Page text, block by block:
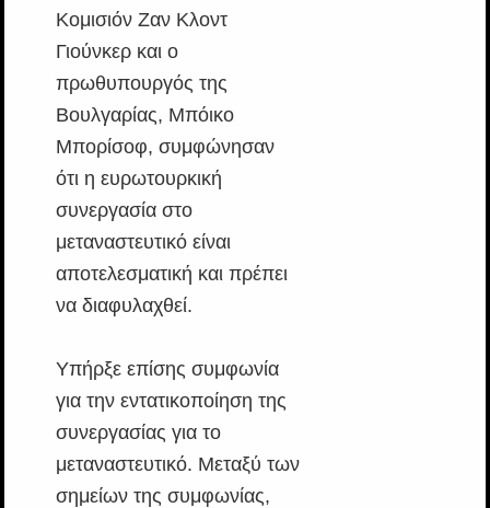
Κομισιόν Ζαν Κλοντ
Γιούνκερ και ο
πρωθυπουργός της
Βουλγαρίας, Μπόικο
Μπορίσοφ, συμφώνησαν
ότι η ευρωτουρκική
συνεργασία στο
μεταναστευτικό είναι
αποτελεσματική και πρέπει
να διαφυλαχθεί.
Υπήρξε επίσης συμφωνία
για την εντατικοποίηση της
συνεργασίας για το
μεταναστευτικό. Μεταξύ των
σημείων της συμφωνίας,